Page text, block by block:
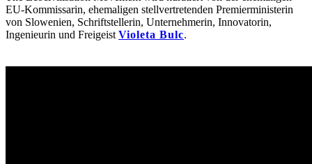
EU-Kommissarin, ehemaligen stellvertretenden Premierministerin
von Slowenien, Schriftstellerin, Unternehmerin, Innovatorin,
Ingenieurin und Freigeist Violeta Bulc.